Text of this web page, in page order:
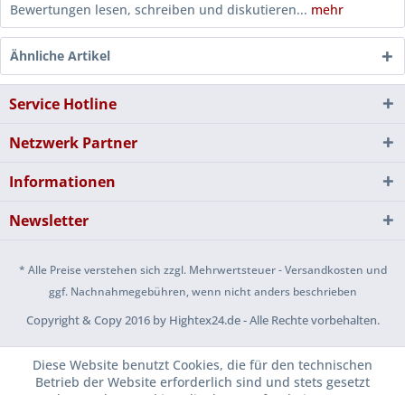
Bewertungen lesen, schreiben und diskutieren... mehr
Ähnliche Artikel
Service Hotline
Netzwerk Partner
Informationen
Newsletter
* Alle Preise verstehen sich zzgl. Mehrwertsteuer - Versandkosten und
ggf. Nachnahmegebühren, wenn nicht anders beschrieben
Copyright & Copy 2016 by Hightex24.de - Alle Rechte vorbehalten.
Diese Website benutzt Cookies, die für den technischen
Betrieb der Website erforderlich sind und stets gesetzt